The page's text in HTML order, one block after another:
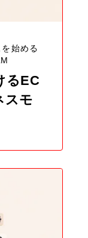
始める
るEC
スモ